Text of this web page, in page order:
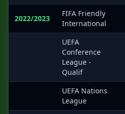
2022/2023
FIFA Friendly
International
UEFA
Conference
League -
Qualif
UEFA Nations
League